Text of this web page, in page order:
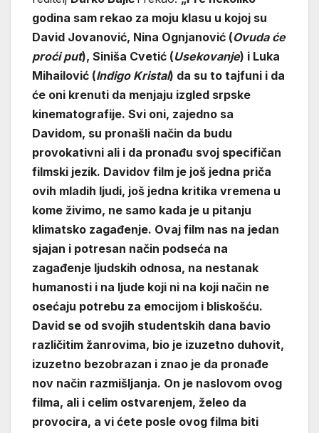
godina sam rekao za moju klasu u kojoj su
David Jovanović, Nina Ognjanović (Ovuda će
proći put), Siniša Cvetić (Usekovanje) i Luka
Mihailović (Indigo Kristal) da su to tajfuni i da
će oni krenuti da menjaju izgled srpske
kinematografije. Svi oni, zajedno sa
Davidom, su pronašli način da budu
provokativni ali i da pronađu svoj specifičan
filmski jezik. Davidov film je još jedna priča
ovih mladih ljudi, još jedna kritika vremena u
kome živimo, ne samo kada je u pitanju
klimatsko zagađenje. Ovaj film nas na jedan
sjajan i potresan način podseća na
zagađenje ljudskih odnosa, na nestanak
humanosti i na ljude koji ni na koji način ne
osećaju potrebu za emocijom i bliskošću.
David se od svojih studentskih dana bavio
različitim žanrovima, bio je izuzetno duhovit,
izuzetno bezobrazan i znao je da pronađe
nov način razmišljanja. On je naslovom ovog
filma, ali i celim ostvarenjem, želeo da
provocira, a vi ćete posle ovog filma biti